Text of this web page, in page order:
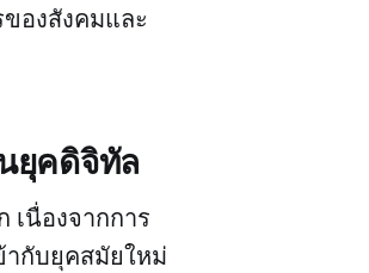
องสังคมและ
ยุคดิจิทัล
นื่องจากการ
ากับยุคสมัยใหม่